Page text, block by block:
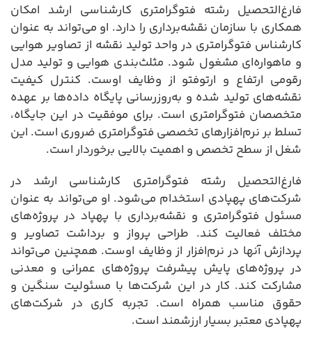
فارغ‌التحصیل رشته فتوگرامتری کارشناسی ارشد امکان
همکاری با سازمان نقشه‌برداری را دارد. او می‌تواند به عنوان
کارشناس فتوگرامتری در واحد تولید نقشه از تصاویر هوایی
و ماهواره‌ای مشغول شود. مثلث‌بندی هوایی و تولید مدل
رقومی ارتفاع و ارتوفتو از وظایف اوست. کنترل کیفیت
نقشه‌های تولید شده و به‌روزرسانی پایگاه داده‌ها بر عهده
متخصصان فتوگرامتری است. برای موفقیت در این جایگاه،
تسلط بر نرم‌افزارهای تخصصی فتوگرامتری ضروری است. این
شغل از سطح تخصص و اهمیت بالایی برخوردار است.
فارغ‌التحصیل رشته فتوگرامتری کارشناسی ارشد در
شرکت‌های پهپادی استخدام می‌شود. او می‌تواند به عنوان
مسئول فتوگرامتری و نقشه‌برداری با پهپاد در پروژه‌های
مختلف فعالیت کند. طراحی پرواز و برداشت تصاویر و
پردازش آنها در نرم‌افزار از وظایف اوست. همچنین می‌تواند
در پروژه‌های پایش پیشرفت پروژه‌های عمرانی و معدنی
مشارکت کند. کار در این شرکت‌ها با مسئولیت سنگین و
حقوق مناسب همراه است. تجربه کاری در شرکت‌های
پهپادی معتبر بسیار ارزشمند است.